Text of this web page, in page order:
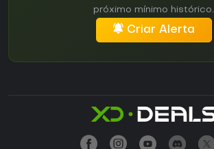
próximo mínimo histórico.
Criar Alerta